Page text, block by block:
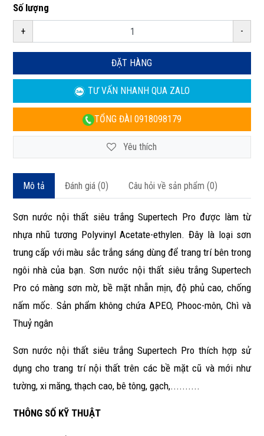
Số lượng
+ -
ĐẶT HÀNG
TƯ VẤN NHANHQUA ZALO
TỔNG ĐÀI 0918098179
Yêu thích
Mô tả Đánh giá (0) Câu hỏi về sản phẩm (0)
Sơn nước nội thất siêu trắng Supertech Pro được làm từ
nhựa nhũ tương Polyvinyl Acetate-ethylen. Đây là loại sơn
trung cấp với màu sắc trắng sáng dùng để trang trí bên trong
ngôi nhà của bạn. Sơn nước nội thất siêu trắng Supertech
Pro có màng sơn mờ, bề mặt nhẵn mịn, độ phủ cao, chống
nấm mốc. Sản phẩm không chứa APEO, Phooc-môn, Chì và
Thuỷ ngân
Sơn nước nội thất siêu trắng Supertech Pro thích hợp sử
dụng cho trang trí nội thất trên các bề mặt cũ và mới như
tường, xi măng, thạch cao, bê tông, gạch,..........
THÔNG SỐ KỸ THUẬT